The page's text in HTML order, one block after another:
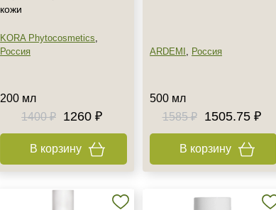
кожи
KORA Phytocosmetics,
Россия
200 мл
1400 ₽
1260 ₽
В корзину
ARDEMI , Россия
500 мл
1585 ₽
1505.75 ₽
В корзину